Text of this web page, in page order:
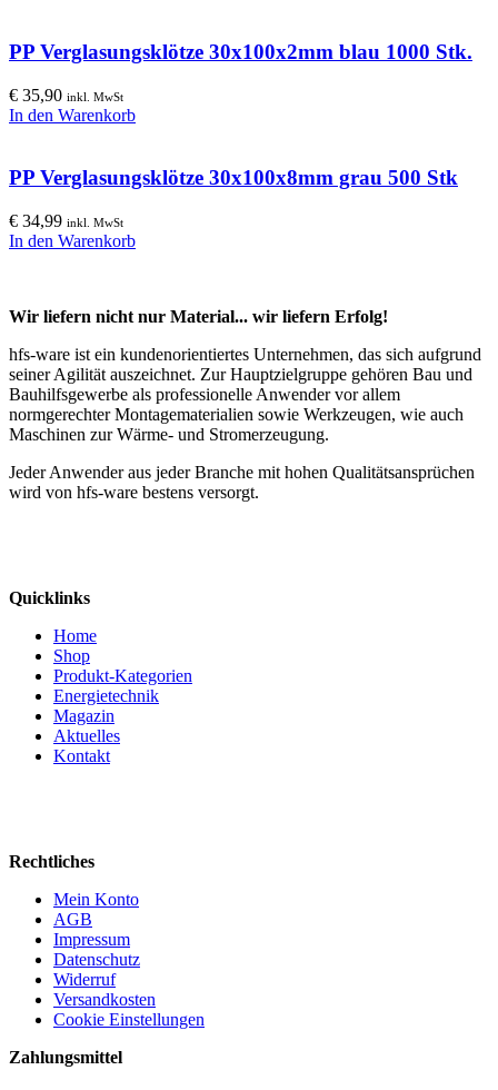
PP Verglasungsklötze 30x100x2mm blau 1000 Stk.
€ 35,90 inkl. MwSt
In den Warenkorb
PP Verglasungsklötze 30x100x8mm grau 500 Stk
€ 34,99 inkl. MwSt
In den Warenkorb
Wir liefern nicht nur Material... wir liefern Erfolg!
hfs-ware ist ein kundenorientiertes Unternehmen, das sich aufgrund
seiner Agilität auszeichnet. Zur Hauptzielgruppe gehören Bau und
Bauhilfsgewerbe als professionelle Anwender vor allem
normgerechter Montagematerialien sowie Werkzeugen, wie auch
Maschinen zur Wärme- und Stromerzeugung.
Jeder Anwender aus jeder Branche mit hohen Qualitätsansprüchen
wird von hfs-ware bestens versorgt.
Quicklinks
Home
Shop
Produkt-Kategorien
Energietechnik
Magazin
Aktuelles
Kontakt
Rechtliches
Mein Konto
AGB
Impressum
Datenschutz
Widerruf
Versandkosten
Cookie Einstellungen
Zahlungsmittel